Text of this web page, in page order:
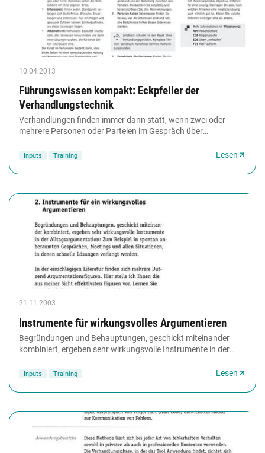
10.04.2013
Führungswissen kompakt: Eckpfeiler der
Verhandlungstechnik
Verhandlungen finden immer dann statt, wenn zwei oder
mehrere Personen oder Parteien im Gespräch über
Inputs Training Lesen
21.11.2003
Instrumente für wirkungsvolles Argumentieren
Begründungen und Behauptungen, geschickt miteinander
kombiniert, ergeben sehr wirkungsvolle Instrumente in der
Inputs Training Lesen